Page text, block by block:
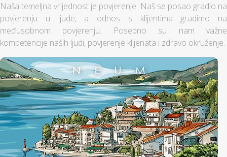
Naša temeljna vrijednost je povjerenje. Naš se posao gradio na
povjerenju u ljude, a odnos s klijentima gradimo na
međusobnom povjerenju. Posebno su nam važne
kompetencije naših ljudi, povjerenje klijenata i zdravo okruženje.